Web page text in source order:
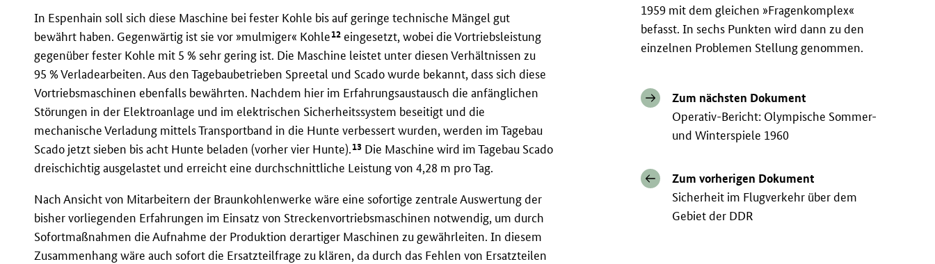
1959 mit dem gleichen »Fragenkomplex«
befasst. In sechs Punkten wird dann zu den
einzelnen Problemen Stellung genommen.
Zum nächsten Dokument
Operativ-Bericht: Olympische Sommer-
und Winterspiele 1960
Zum vorherigen Dokument
Sicherheit im Flugverkehr über dem
Gebiet der DDR
In Espenhain soll sich diese Maschine bei fester Kohle bis auf geringe technische Mängel gut
bewährt haben. Gegenwärtig ist sie vor »mulmiger« Kohle12 eingesetzt, wobei die Vortriebsleistung
gegenüber fester Kohle mit 5 % sehr gering ist. Die Maschine leistet unter diesen Verhältnissen zu
95 % Verladearbeiten. Aus den Tagebaubetrieben Spreetal und Scado wurde bekannt, dass sich diese
Vortriebsmaschinen ebenfalls bewährten. Nachdem hier im Erfahrungsaustausch die anfänglichen
Störungen in der Elektroanlage und im elektrischen Sicherheitssystem beseitigt und die
mechanische Verladung mittels Transportband in die Hunte verbessert wurden, werden im Tagebau
Scado jetzt sieben bis acht Hunte beladen (vorher vier Hunte).13 Die Maschine wird im Tagebau Scado
dreischichtig ausgelastet und erreicht eine durchschnittliche Leistung von 4,28 m pro Tag.
Nach Ansicht von Mitarbeitern der Braunkohlenwerke wäre eine sofortige zentrale Auswertung der
bisher vorliegenden Erfahrungen im Einsatz von Streckenvortriebsmaschinen notwendig, um durch
Sofortmaßnahmen die Aufnahme der Produktion derartiger Maschinen zu gewährleiten. In diesem
Zusammenhang wäre auch sofort die Ersatzteilfrage zu klären, da durch das Fehlen von Ersatzteilen